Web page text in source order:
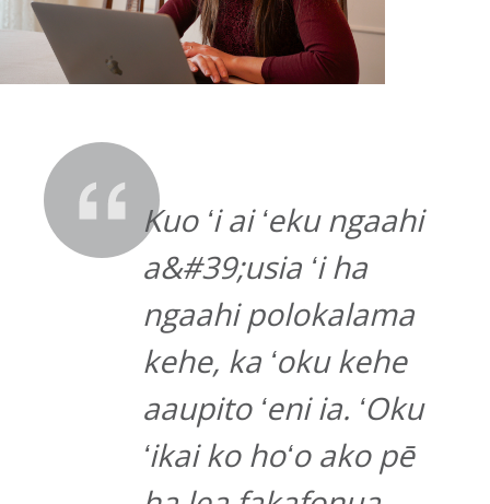
Kuo ʻi ai ʻeku ngaahi
a&#39;usia ʻi ha
ngaahi polokalama
kehe, ka ʻoku kehe
aaupito ʻeni ia. ʻOku
ʻikai ko hoʻo ako pē